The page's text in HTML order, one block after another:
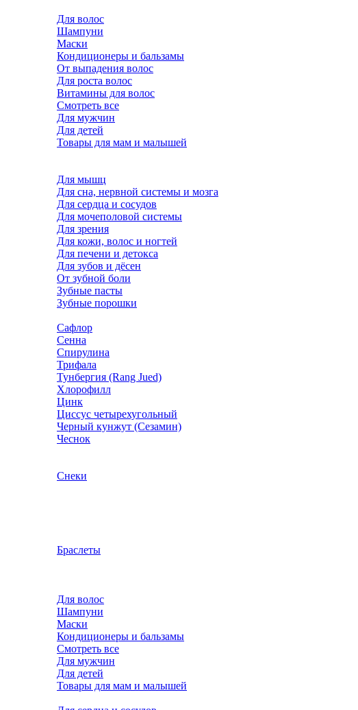
Для волос
Шампуни
Маски
Кондиционеры и бальзамы
От выпадения волос
Для роста волос
Витамины для волос
Смотреть все
Для мужчин
Для детей
Товары для мам и малышей
Для мышц
Для сна, нервной системы и мозга
Для сердца и сосудов
Для мочеполовой системы
Для зрения
Для кожи, волос и ногтей
Для печени и детокса
Для зубов и дёсен
От зубной боли
Зубные пасты
Зубные порошки
Сафлор
Сенна
Спирулина
Трифала
Тунбергия (Rang Jued)
Хлорофилл
Цинк
Циссус четырехугольный
Черный кунжут (Сезамин)
Чеснок
Снеки
Браслеты
Для волос
Шампуни
Маски
Кондиционеры и бальзамы
Смотреть все
Для мужчин
Для детей
Товары для мам и малышей